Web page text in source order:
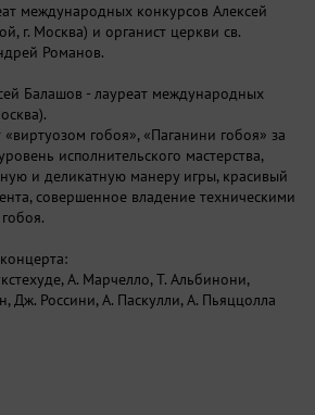
международных конкурсов Алексей
г. Москва) и органист церкви св.
Романов.
Балашов - лауреат международных
гобоя», «Паганини гобоя» за
исполнительского мастерства,
и деликатную манеру игры, красивый
совершенное владение техническими
А. Марчелло, Т. Альбинони,
Дж. Россини, А. Паскулли, А. Пьяццолла